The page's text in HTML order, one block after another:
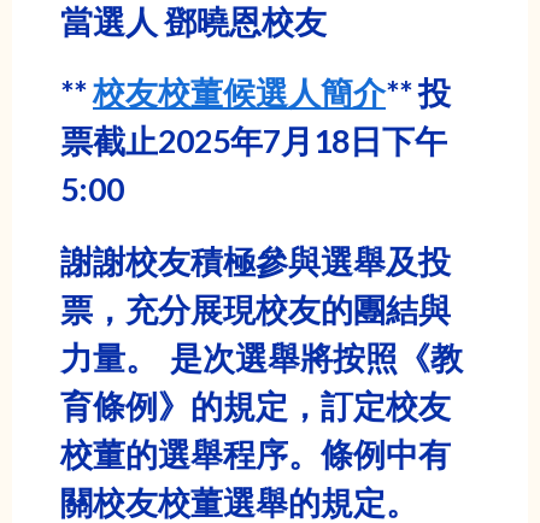
當選人 鄧曉恩校友
**校友校董候選人簡介** 投
票截止2025年7月18日下午
5:00
謝謝校友積極參與選舉及投
票，充分展現校友的團結與
力量。 是次選舉將按照《教
育條例》的規定，訂定校友
校董的選舉程序。條例中有
關校友校董選舉的規定。